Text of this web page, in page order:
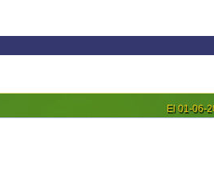
El 01-06-